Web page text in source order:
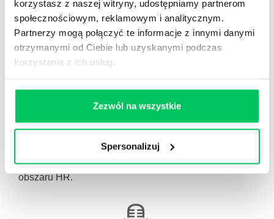
korzystasz z naszej witryny, udostępniamy partnerom
społecznościowym, reklamowym i analitycznym.
Partnerzy mogą połączyć te informacje z innymi danymi
otrzymanymi od Ciebie lub uzyskanymi podczas
korzystania z ich usług.
Zezwól na wszystkie
Spersonalizuj
WikiGamma , Delegowanie HR
Autorskie raporty, wartościowy know-how, pigułki
wiedzy.
Gamma Q&A
Odpowiedzi na często pojawiające się pytania z
obszaru HR.